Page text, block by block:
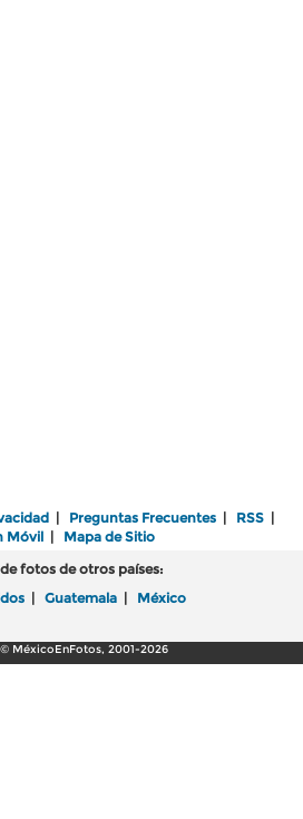
| Preguntas Frecuentes | RSS |
Móvil| Mapa de Sitio
fotos de otros países:
| Guatemala | México
MéxicoEnFotos, 2001-2026